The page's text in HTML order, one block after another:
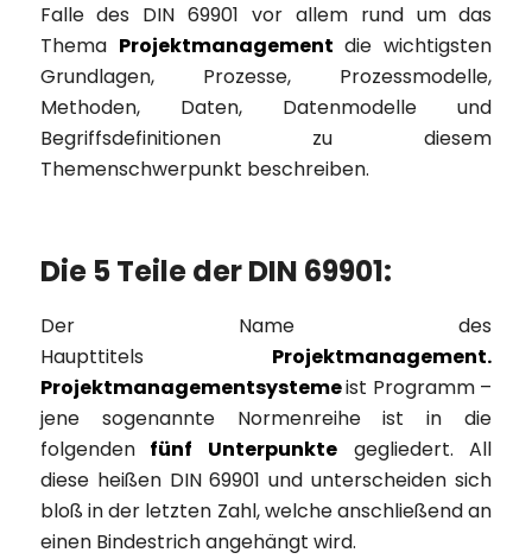
Falle des DIN 69901 vor allem rund um das
Thema Projektmanagement die wichtigsten
Grundlagen, Prozesse, Prozessmodelle,
Methoden, Daten, Datenmodelle und
Begriffsdefinitionen zu diesem
Themenschwerpunkt beschreiben.
Die 5 Teile der DIN 69901:
Der Name des
Haupttitels Projektmanagement.
Projektmanagementsystemeist Programm –
jene sogenannte Normenreihe ist in die
folgendenfünf Unterpunkte gegliedert. All
diese heißen DIN 69901 und unterscheiden sich
bloß in der letzten Zahl, welche anschließend an
einen Bindestrich angehängt wird.